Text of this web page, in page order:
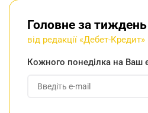
Головне за тиждень
від редакції «Дебет-Кредит»
Кожного понеділка на Ваш